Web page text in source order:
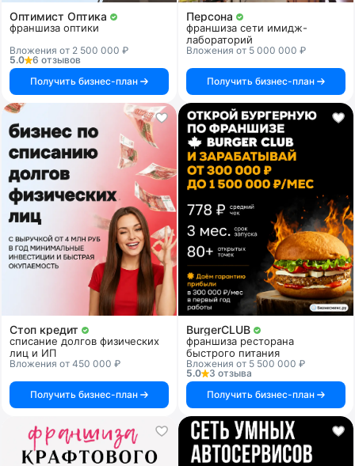
Оптимист Оптика
франшиза оптики
Вложения от 2 500 000 ₽
5.0
6 отзывов
Получить бизнес-план
Персона
франшиза сети имидж-
лабораторий
Вложения от 5 000 000 ₽
Получить бизнес-план
Стоп кредит
списание долгов физических
лиц и ИП
Вложения от 450 000 ₽
Получить бизнес-план
BurgerCLUB
франшиза ресторана
быстрого питания
Вложения от 5 500 000 ₽
5.0
3 отзыва
Получить бизнес-план